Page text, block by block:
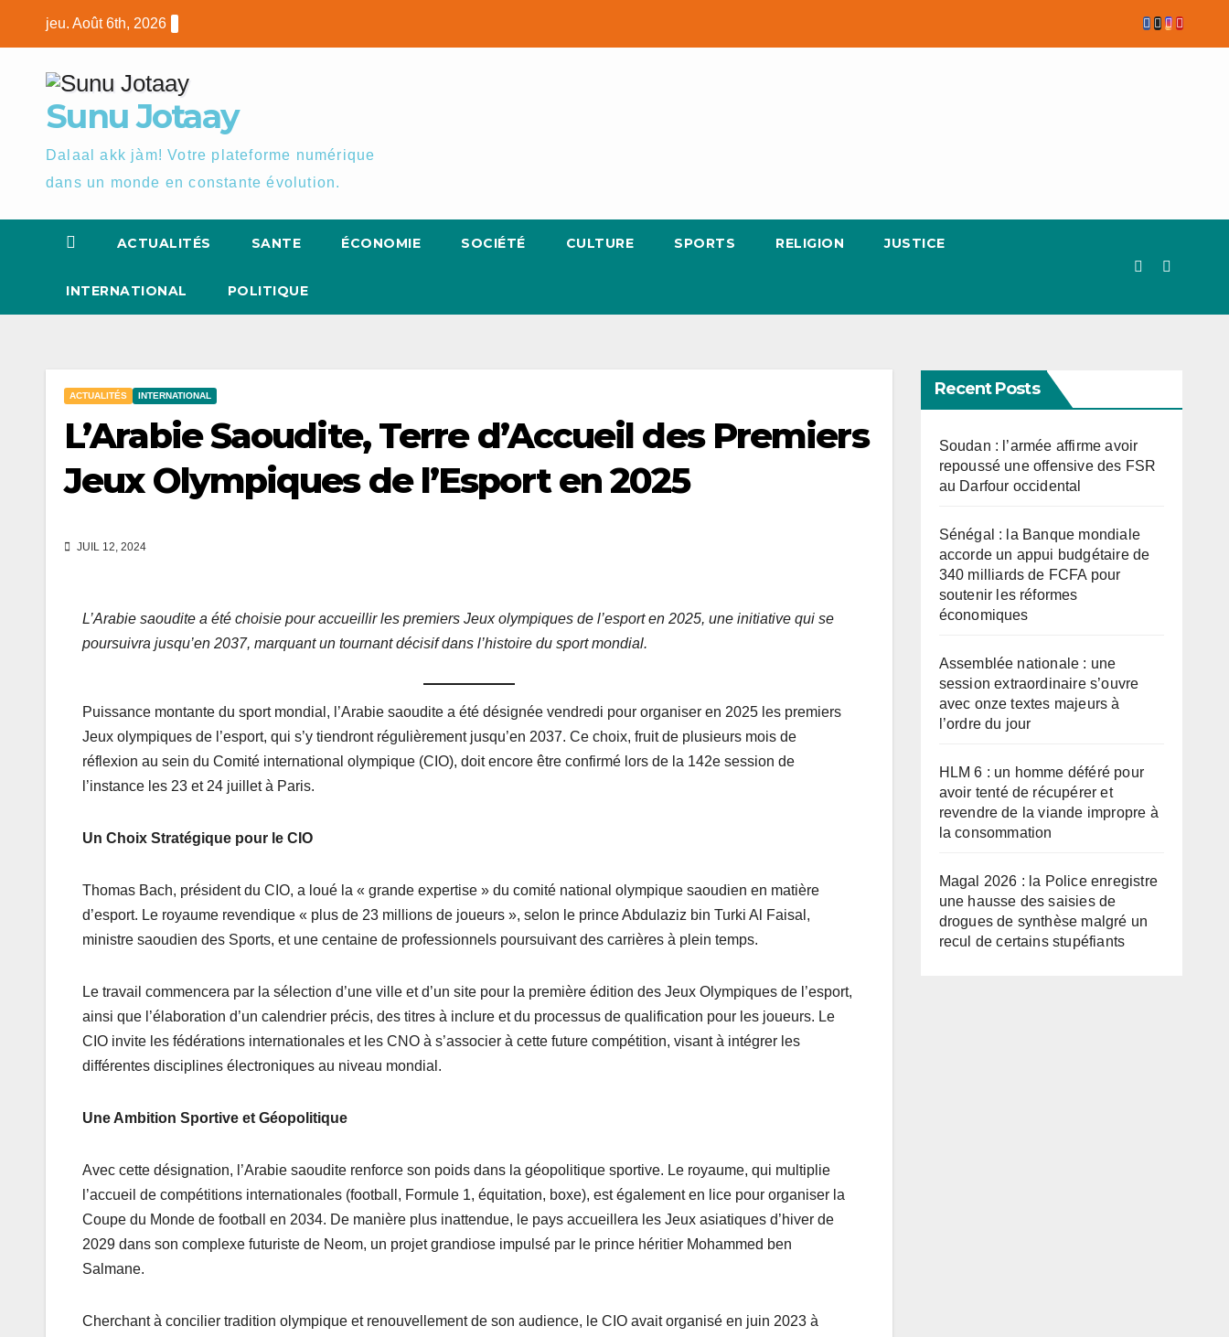
jeu. Août 6th, 2026
Sunu Jotaay
Dalaal akk jàm! Votre plateforme numérique
dans un monde en constante évolution.
ACTUALITÉS SANTE ÉCONOMIE SOCIÉTÉ CULTURE SPORTS RELIGION JUSTICE
INTERNATIONAL POLITIQUE
ACTUALITÉS INTERNATIONAL
L’Arabie Saoudite, Terre d’Accueil des Premiers
Jeux Olympiques de l’Esport en 2025
JUIL 12, 2024
L’Arabie saoudite a été choisie pour accueillir les premiers Jeux olympiques de l’esport en 2025, une initiative qui se
poursuivra jusqu’en 2037, marquant un tournant décisif dans l’histoire du sport mondial.
Puissance montante du sport mondial, l’Arabie saoudite a été désignée vendredi pour organiser en 2025 les premiers
Jeux olympiques de l’esport, qui s’y tiendront régulièrement jusqu’en 2037. Ce choix, fruit de plusieurs mois de
réflexion au sein du Comité international olympique (CIO), doit encore être confirmé lors de la 142e session de
l’instance les 23 et 24 juillet à Paris.
Un Choix Stratégique pour le CIO
Thomas Bach, président du CIO, a loué la « grande expertise » du comité national olympique saoudien en matière
d’esport. Le royaume revendique « plus de 23 millions de joueurs », selon le prince Abdulaziz bin Turki Al Faisal,
ministre saoudien des Sports, et une centaine de professionnels poursuivant des carrières à plein temps.
Le travail commencera par la sélection d’une ville et d’un site pour la première édition des Jeux Olympiques de l’esport,
ainsi que l’élaboration d’un calendrier précis, des titres à inclure et du processus de qualification pour les joueurs. Le
CIO invite les fédérations internationales et les CNO à s’associer à cette future compétition, visant à intégrer les
différentes disciplines électroniques au niveau mondial.
Une Ambition Sportive et Géopolitique
Avec cette désignation, l’Arabie saoudite renforce son poids dans la géopolitique sportive. Le royaume, qui multiplie
l’accueil de compétitions internationales (football, Formule 1, équitation, boxe), est également en lice pour organiser la
Coupe du Monde de football en 2034. De manière plus inattendue, le pays accueillera les Jeux asiatiques d’hiver de
2029 dans son complexe futuriste de Neom, un projet grandiose impulsé par le prince héritier Mohammed ben
Salmane.
Cherchant à concilier tradition olympique et renouvellement de son audience, le CIO avait organisé en juin 2023 à
Recent Posts
Soudan : l’armée affirme avoir
repoussé une offensive des FSR
au Darfour occidental
Sénégal : la Banque mondiale
accorde un appui budgétaire de
340 milliards de FCFA pour
soutenir les réformes
économiques
Assemblée nationale : une
session extraordinaire s’ouvre
avec onze textes majeurs à
l’ordre du jour
HLM 6 : un homme déféré pour
avoir tenté de récupérer et
revendre de la viande impropre à
la consommation
Magal 2026 : la Police enregistre
une hausse des saisies de
drogues de synthèse malgré un
recul de certains stupéfiants